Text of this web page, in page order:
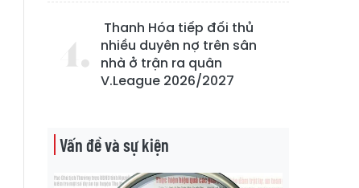
Thanh Hóa tiếp đối thủ
nhiều duyên nợ trên sân
nhà ở trận ra quân
V.League 2026/2027
Vấn đề và sự kiện